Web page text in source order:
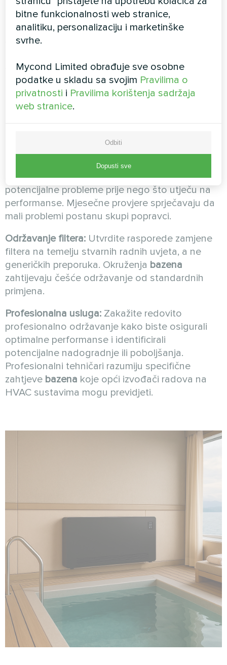
operativnih troškova.
Napredne kontrole:Koristite sofisticirane
sustave upravljanja koji prate više parametara i
sprječavaju prekomjernoodvlaživanje,a
istovremeno dosljedno održavaju optimalne
uvjete.
Redoviti rasporedi inspekcija:
sustavne postupke inspekcija koji identificiraju
potencijalne probleme prije nego što utječu na
performanse. Mjesečne provjere sprječavaju da
mali problemi postanu skupi popravci.
Održavanje filtera: Utvrdite rasporede zamjene
filtera na temelju stvarnih radnih uvjeta, a ne
generičkih preporuka. Okruženja bazena
zahtijevaju češće održavanje od standardnih
primjena.
Profesionalna usluga: Zakažite redovito
profesionalno održavanje kako biste osigurali
optimalne performanse i identificirali
potencijalne nadogradnje ili poboljšanja.
Profesionalni tehničari razumiju specifične
zahtjeve bazena koje opći izvođači radova na
HVAC sustavima mogu previdjeti.
bitne funkcionalnosti web stranice,
analitiku, personalizaciju i marketinške
svrhe.
Mycond Limited obrađuje sve osobne
podatke u skladu sa svojim Pravilima o
privatnosti i Pravilima korištenja sadržaja
web stranice.
Odbiti
Dopusti sve